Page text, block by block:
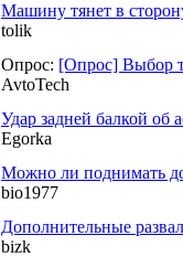
Машину тянет в
tolik
Опрос: [Опрос] Выбор
AvtoTech
Удар задней балкой об
Egorka
Можно ли поднимать
bio1977
Дополнительные
bizk